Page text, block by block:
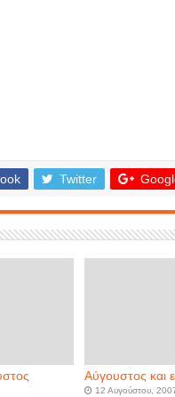
Twitter
Αύγουστος και
12 Αυγούστου,